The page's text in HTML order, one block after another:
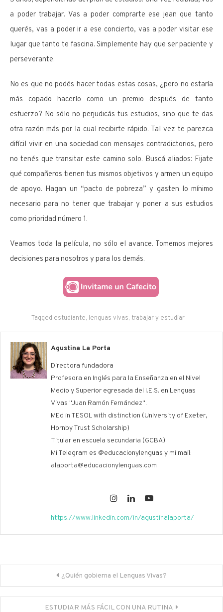
a poder trabajar. Vas a poder comprarte ese jean que tanto
querés, vas a poder ir a ese concierto, vas a poder visitar ese
lugar que tanto te fascina. Simplemente hay que ser paciente y
perseverante.
No es que no podés hacer todas estas cosas, ¿pero no estaría
más copado hacerlo como un premio después de tanto
esfuerzo? No sólo no perjudicás tus estudios, sino que te das
otra razón más por la cual recibirte rápido. Tal vez te parezca
difícil vivir en una sociedad con mensajes contradictorios, pero
no tenés que transitar este camino solo. Buscá aliados: Fijate
qué compañeros tienen tus mismos objetivos y armen un equipo
de apoyo. Hagan un “pacto de pobreza” y gasten lo mínimo
necesario para no tener que trabajar y poner a sus estudios
como prioridad número 1.
Veamos toda la película, no sólo el avance. Tomemos mejores
decisiones para nosotros y para los demás.
Tagged estudiante, lenguas vivas, trabajar y estudiar
Agustina La Porta
Directora fundadora
Profesora en Inglés para la Enseñanza en el Nivel
Medio y Superior egresada del I.E.S. en Lenguas
Vivas "Juan Ramón Fernández".
MEd in TESOL with distinction (University of Exeter,
Hornby Trust Scholarship)
Titular en escuela secundaria (GCBA).
Mi Telegram es @educacionylenguas y mi mail:
alaporta@educacionylenguas.com
https://www.linkedin.com/in/agustinalaporta/
Navegación
de
¿Quién gobierna el Lenguas Vivas?
ESTUDIAR MÁS FÁCIL CON UNA RUTINA